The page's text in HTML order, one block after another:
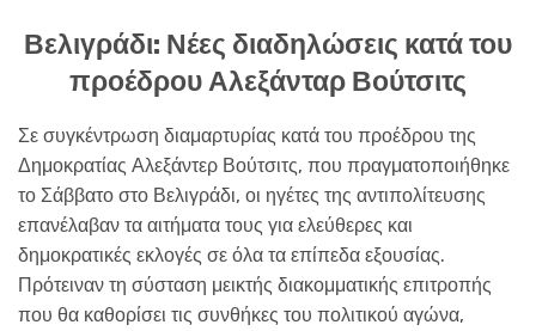
Βελιγράδι: Νέες διαδηλώσεις κατά του
προέδρου Αλεξάνταρ Βούτσιτς
Σε συγκέντρωση διαμαρτυρίας κατά του προέδρου της
Δημοκρατίας Αλεξάντερ Βούτσιτς, που πραγματοποιήθηκε
το Σάββατο στο Βελιγράδι, οι ηγέτες της αντιπολίτευσης
επανέλαβαν τα αιτήματα τους για ελεύθερες και
δημοκρατικές εκλογές σε όλα τα επίπεδα εξουσίας.
Πρότειναν τη σύσταση μεικτής διακομματικής επιτροπής
που θα καθορίσει τις συνθήκες του πολιτικού αγώνα,